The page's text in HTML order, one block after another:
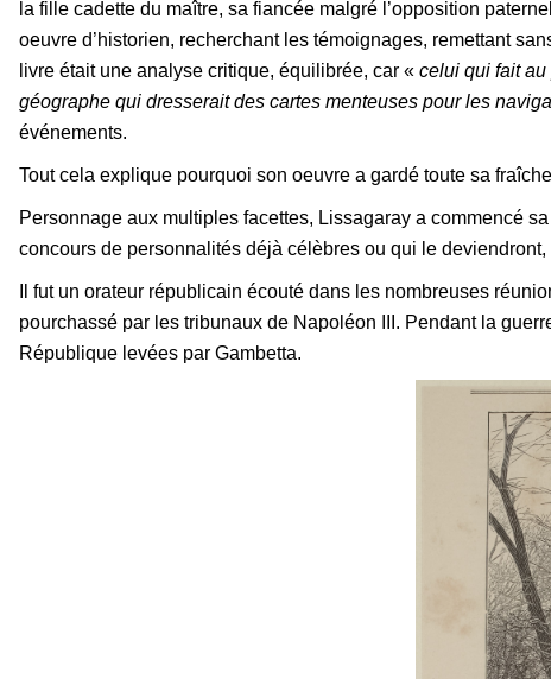
la fille cadette du maître, sa fiancée malgré l’opposition
oeuvre d’historien, recherchant les témoignages, remettant
livre était une analyse critique, équilibrée, car « celui qui fait au
géographe qui dresserait des cartes menteuses pour les
événements.
Tout cela explique pourquoi son oeuvre a gardé toute sa
Personnage aux multiples facettes, Lissagaray a commencé
concours de personnalités déjà célèbres ou qui le deviendront,
Il fut un orateur républicain écouté dans les nombreuses
pourchassé par les tribunaux de Napoléon III. Pendant la
République levées par Gambetta.